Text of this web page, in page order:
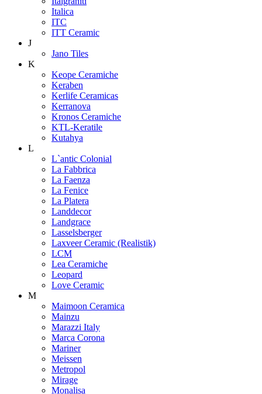
Italica
ITC
ITT Ceramic
J
Jano Tiles
K
Keope Ceramiche
Keraben
Kerlife Ceramicas
Kerranova
Kronos Ceramiche
KTL-Keratile
Kutahya
L
L`antic Colonial
La Fabbrica
La Faenza
La Fenice
La Platera
Landdecor
Landgrace
Lasselsberger
Laxveer Ceramic (Realistik)
LCM
Lea Ceramiche
Leopard
Love Ceramic
M
Maimoon Ceramica
Mainzu
Marazzi Italy
Marca Corona
Mariner
Meissen
Metropol
Mirage
Monalisa